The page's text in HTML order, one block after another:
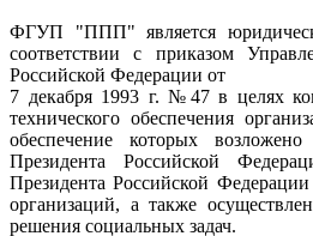
ФГУП "ППП" является
соответствии с приказом
Российской Федерации от
7 декабря 1993 г. №47 в целях
технического обеспечения
обеспечение которых
Президента Российской
Президента Российской
организаций, а также
решения социальных задач.